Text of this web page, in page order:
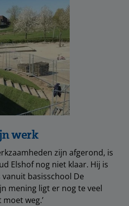
werk
zijn afgerond, is
Elshof nog niet klaar. Hij is
basisschool De
mening ligt er nog te veel
weg.’